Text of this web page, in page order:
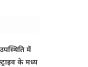
में
के मध्य